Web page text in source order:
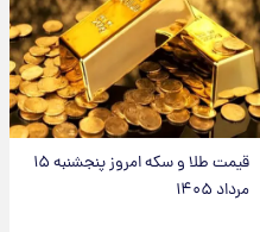
قیمت طلا و سکه امروز پنجشنبه ۱۵
مرداد ۱۴۰۵